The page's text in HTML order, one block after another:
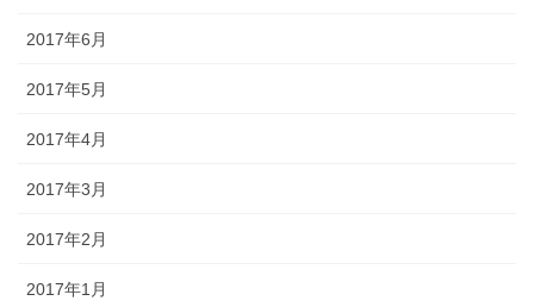
2017年6月
2017年5月
2017年4月
2017年3月
2017年2月
2017年1月